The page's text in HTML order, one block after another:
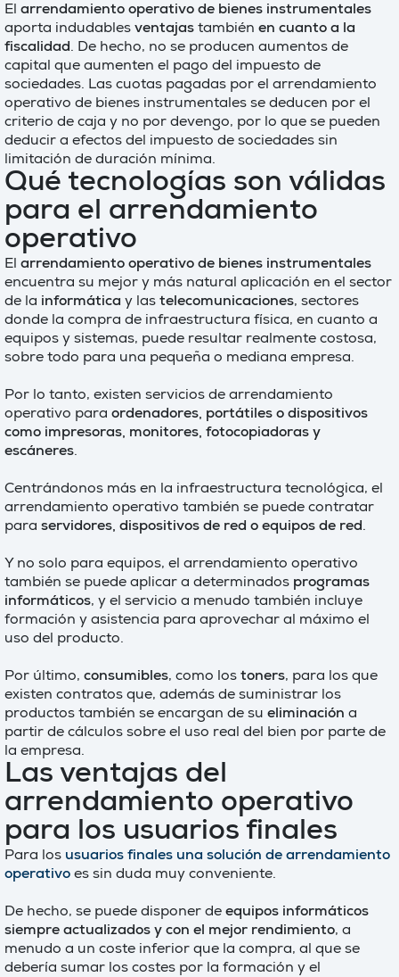
El arrendamiento operativo de bienes instrumentales
aporta indudables ventajas también en cuanto a la
fiscalidad. De hecho, no se producen aumentos de
capital que aumenten el pago del impuesto de
sociedades. Las cuotas pagadas por el arrendamiento
operativo de bienes instrumentales se deducen por el
criterio de caja y no por devengo, por lo que se pueden
deducir a efectos del impuesto de sociedades sin
limitación de duración mínima.
Qué tecnologías son válidas
para el arrendamiento
operativo
El arrendamiento operativo de bienes instrumentales
encuentra su mejor y más natural aplicación en el sector
de la informática y las telecomunicaciones, sectores
donde la compra de infraestructura física, en cuanto a
equipos y sistemas, puede resultar realmente costosa,
sobre todo para una pequeña o mediana empresa.
Por lo tanto, existen servicios de arrendamiento
operativo para ordenadores, portátiles o dispositivos
como impresoras, monitores, fotocopiadoras y
escáneres.
Centrándonos más en la infraestructura tecnológica, el
arrendamiento operativo también se puede contratar
para servidores, dispositivos de red o equipos de red.
Y no solo para equipos, el arrendamiento operativo
también se puede aplicar a determinados programas
informáticos, y el servicio a menudo también incluye
formación y asistencia para aprovechar al máximo el
uso del producto.
Por último, consumibles, como los toners, para los que
existen contratos que, además de suministrar los
productos también se encargan de su eliminación a
partir de cálculos sobre el uso real del bien por parte de
la empresa.
Las ventajas del
arrendamiento operativo
para los usuarios finales
Para los usuarios finales una solución de arrendamiento
operativo es sin duda muy conveniente.
De hecho, se puede disponer de equipos informáticos
siempre actualizados y con el mejor rendimiento, a
menudo a un coste inferior que la compra, al que se
debería sumar los costes por la formación y el